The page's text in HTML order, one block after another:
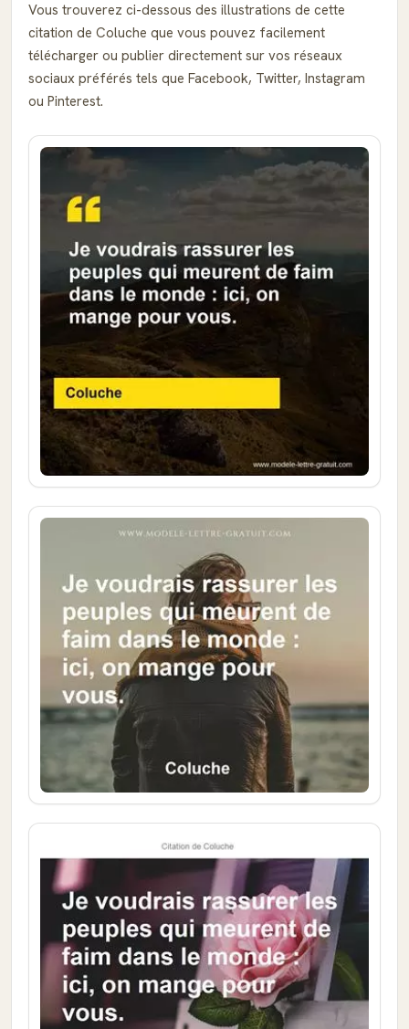
Vous trouverez ci-dessous des illustrations de cette
citation de Coluche que vous pouvez facilement
télécharger ou publier directement sur vos réseaux
sociaux préférés tels que Facebook, Twitter, Instagram
ou Pinterest.